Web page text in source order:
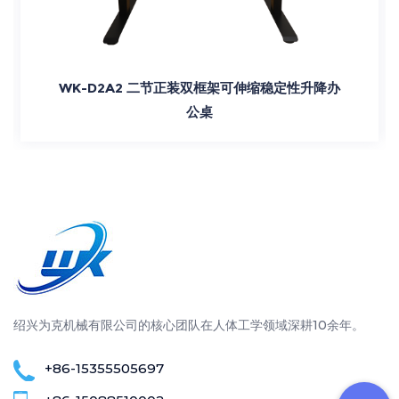
WK-D2A2 二节正装双框架可伸缩稳定性升降办
公桌
绍兴为克机械有限公司的核心团队在人体工学领域深耕10余年。
+86-15355505697